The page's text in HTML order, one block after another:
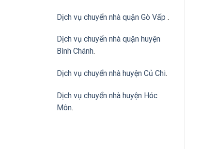
Dịch vụ chuyển nhà quận Gò Vấp .
Dịch vụ chuyển nhà quận huyện
Bình Chánh.
Dịch vụ chuyển nhà huyện Củ Chi.
Dịch vụ chuyển nhà huyện Hóc
Môn.